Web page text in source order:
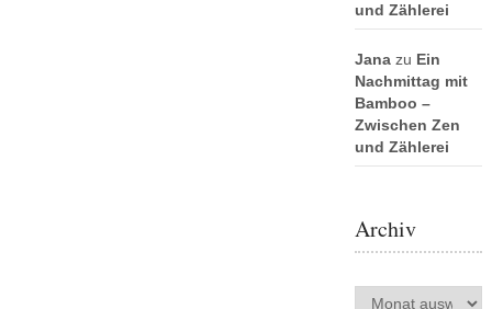
und Zählerei
Janazu Ein
Nachmittag mit
Bamboo –
Zwischen Zen
und Zählerei
Archiv
Archiv